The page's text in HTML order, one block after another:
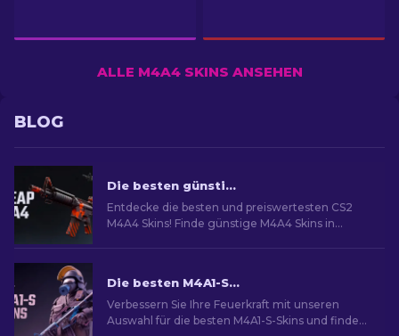
ALLE M4A4 SKINS ANSEHEN
BLOG
Die besten günstigen CS2 M4A4 Skins [2026]
Entdecke die besten und preiswertesten CS2
M4A4 Skins! Finde günstige M4A4 Skins in
Die besten M4A1-S Skins in CS2 [2026]
Verbessern Sie Ihre Feuerkraft mit unseren
Auswahl für die besten M4A1-S-Skins und finden